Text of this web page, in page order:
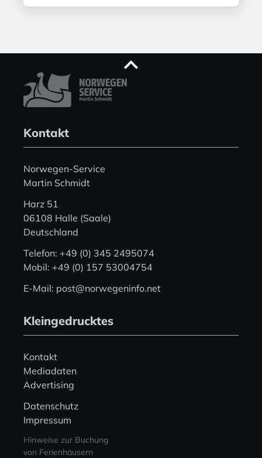
Kontakt
Norwegen-Service
Martin Schmidt
Harz 51
06108 Halle (Saale)
Deutschland
Telefon: +49 (0) 345 2495074
Mobil: +49 (0) 157 53004754
E-Mail: post@norwegeninfo.net
Kleingedrucktes
Kontakt
Mediadaten
Advertising
Datenschutz
Impressum
Hinweise zur Buchung
von Ferienhäusern